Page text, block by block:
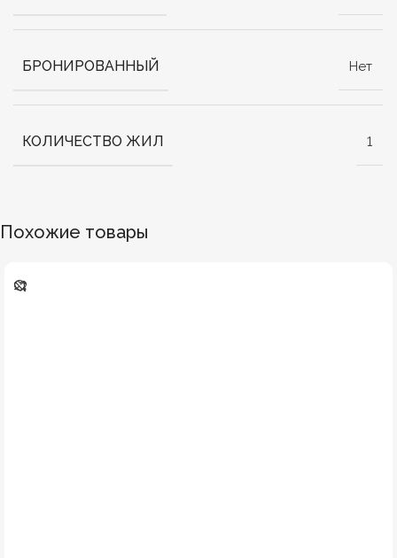
БРОНИРОВАННЫЙ Нет
КОЛИЧЕСТВО ЖИЛ 1
Похожие товары